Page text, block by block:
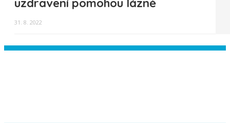
uzdravení pomohou lázně
31. 8. 2022